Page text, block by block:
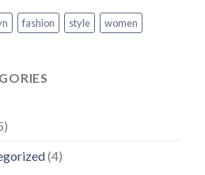
fashion style women
(4)